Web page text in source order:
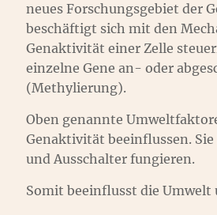
neues Forschungsgebiet der
beschäftigt sich mit den
Genaktivität einer Zelle
einzelne Gene an- oder
(Methylierung).
Oben genannte
Genaktivität beeinflussen.
und Ausschalter fungieren.
Somit beeinflusst die Umwelt